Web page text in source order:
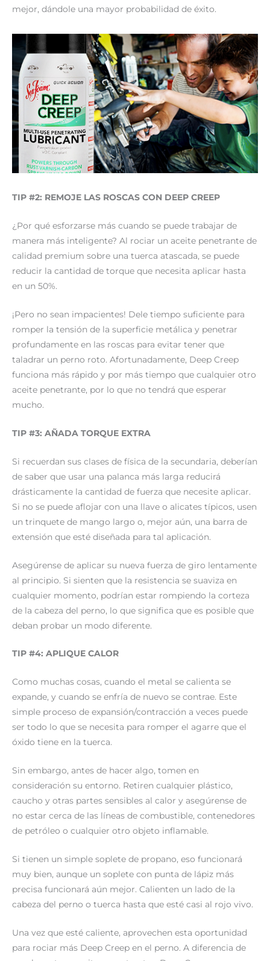
mejor, dándole una mayor probabilidad de éxito.
TIP #2: REMOJE LAS ROSCAS CON DEEP CREEP
¿Por qué esforzarse más cuando se puede trabajar de
manera más inteligente? Al rociar un aceite penetrante de
calidad premium sobre una tuerca atascada, se puede
reducir la cantidad de torque que necesita aplicar hasta
en un 50%.
¡Pero no sean impacientes! Dele tiempo suficiente para
romper la tensión de la superficie metálica y penetrar
profundamente en las roscas para evitar tener que
taladrar un perno roto. Afortunadamente, Deep Creep
funciona más rápido y por más tiempo que cualquier otro
aceite penetrante, por lo que no tendrá que esperar
mucho.
TIP #3: AÑADA TORQUE EXTRA
Si recuerdan sus clases de física de la secundaria, deberían
de saber que usar una palanca más larga reducirá
drásticamente la cantidad de fuerza que necesite aplicar.
Si no se puede aflojar con una llave o alicates típicos, usen
un trinquete de mango largo o, mejor aún, una barra de
extensión que esté diseñada para tal aplicación.
Asegúrense de aplicar su nueva fuerza de giro lentamente
al principio. Si sienten que la resistencia se suaviza en
cualquier momento, podrían estar rompiendo la corteza
de la cabeza del perno, lo que significa que es posible que
deban probar un modo diferente.
TIP #4: APLIQUE CALOR
Como muchas cosas, cuando el metal se calienta se
expande, y cuando se enfría de nuevo se contrae. Este
simple proceso de expansión/contracción a veces puede
ser todo lo que se necesita para romper el agarre que el
óxido tiene en la tuerca.
Sin embargo, antes de hacer algo, tomen en
consideración su entorno. Retiren cualquier plástico,
caucho y otras partes sensibles al calor y asegúrense de
no estar cerca de las líneas de combustible, contenedores
de petróleo o cualquier otro objeto inflamable.
Si tienen un simple soplete de propano, eso funcionará
muy bien, aunque un soplete con punta de lápiz más
precisa funcionará aún mejor. Calienten un lado de la
cabeza del perno o tuerca hasta que esté casi al rojo vivo.
Una vez que esté caliente, aprovechen esta oportunidad
para rociar más Deep Creep en el perno. A diferencia de